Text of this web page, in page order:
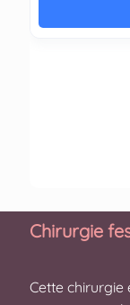
Chirurgie
Cette chirurgie